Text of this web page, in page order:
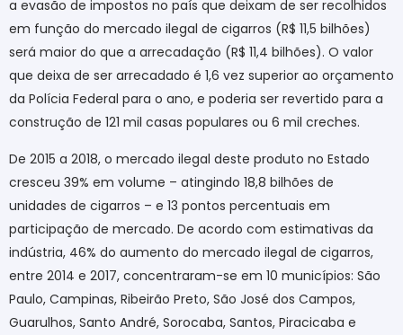
a evasão de impostos no país que deixam de ser recolhidos
em função do mercado ilegal de cigarros (R$ 11,5 bilhões)
será maior do que a arrecadação (R$ 11,4 bilhões). O valor
que deixa de ser arrecadado é 1,6 vez superior ao orçamento
da Polícia Federal para o ano, e poderia ser revertido para a
construção de 121 mil casas populares ou 6 mil creches.
De 2015 a 2018, o mercado ilegal deste produto no Estado
cresceu 39% em volume – atingindo 18,8 bilhões de
unidades de cigarros – e 13 pontos percentuais em
participação de mercado. De acordo com estimativas da
indústria, 46% do aumento do mercado ilegal de cigarros,
entre 2014 e 2017, concentraram-se em 10 municípios: São
Paulo, Campinas, Ribeirão Preto, São José dos Campos,
Guarulhos, Santo André, Sorocaba, Santos, Piracicaba e